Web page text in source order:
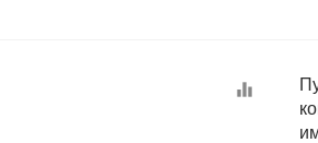
equalizer